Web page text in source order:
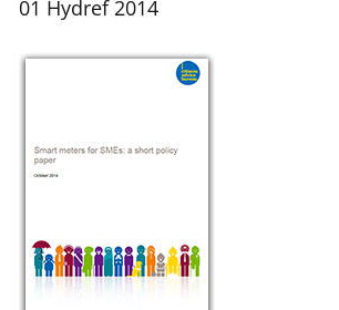
01 Hydref 2014